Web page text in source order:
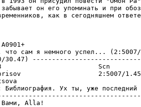
он его упоминать и пpи
как в сегодняшнем
сам я немного успел...
30.47)
из 1003
2:5007/1.45
Библиография. Ух ты,
Alla!